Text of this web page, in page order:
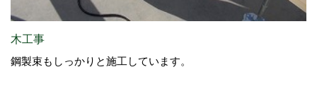
木工事
鋼製束もしっかりと施工しています。